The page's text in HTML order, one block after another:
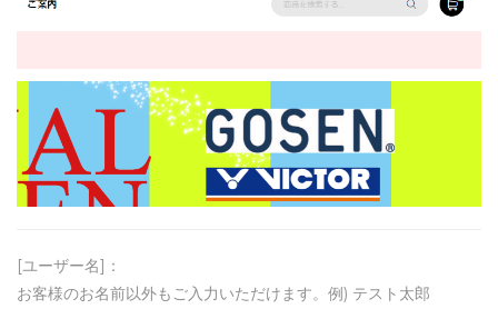
[ユーザー名]：
お客様のお名前以外もご入力いただけます。例) テスト太郎